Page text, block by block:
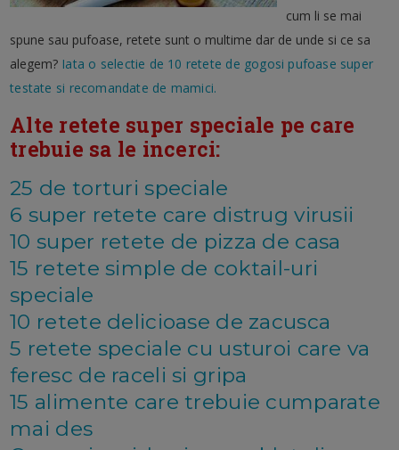
cum li se mai
spune sau pufoase, retete sunt o multime dar de unde si ce sa
alegem? Iata o selectie de 10 retete de gogosi pufoase super
testate si recomandate de mamici.
Alte retete super speciale pe care
trebuie sa le incerci:
25 de torturi speciale
6 super retete care distrug virusii
10 super retete de pizza de casa
15 retete simple de coktail-uri
speciale
10 retete delicioase de zacusca
5 retete speciale cu usturoi care va
feresc de raceli si gripa
15 alimente care trebuie cumparate
mai des